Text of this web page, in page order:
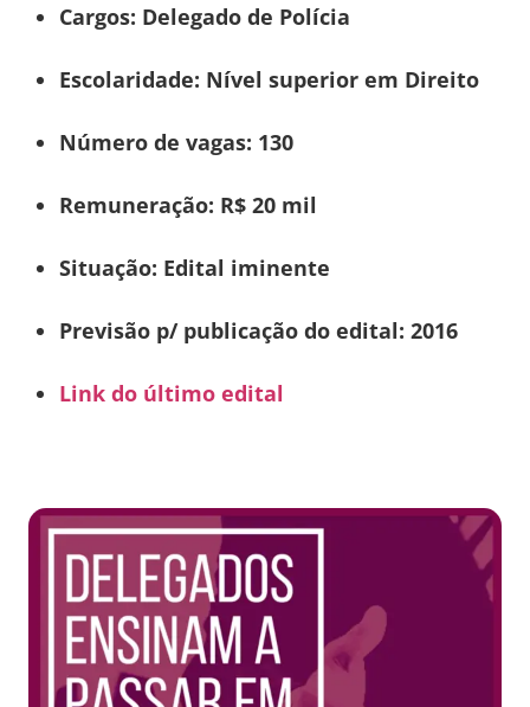
Cargos: Delegado de Polícia
Escolaridade: Nível superior em Direito
Número de vagas: 130
Remuneração: R$ 20 mil
Situação: Edital iminente
Previsão p/ publicação do edital: 2016
Link do último edital